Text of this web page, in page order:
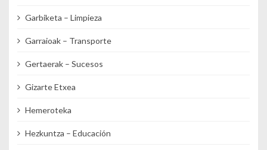
Garbiketa – Limpieza
Garraioak – Transporte
Gertaerak – Sucesos
Gizarte Etxea
Hemeroteka
Hezkuntza – Educación